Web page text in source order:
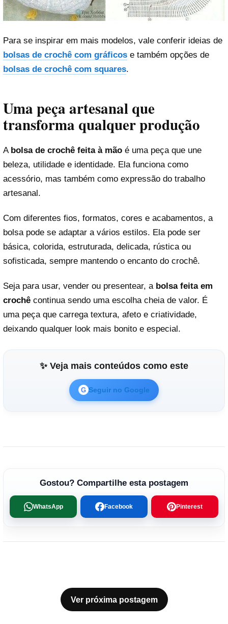
Para se inspirar em mais modelos, vale conferir ideias de
bolsas de crochê com gráficos e também opções de
bolsas de crochê com squares.
Uma peça artesanal que
transforma qualquer produção
A bolsa de crochê feita à mão é uma peça que une
beleza, utilidade e identidade. Ela funciona como
acessório, mas também como expressão do trabalho
artesanal.
Com diferentes fios, formatos, cores e acabamentos, a
bolsa pode se adaptar a vários estilos. Ela pode ser
básica, colorida, estruturada, delicada, rústica ou
sofisticada, sempre mantendo o encanto do crochê.
Seja para usar, vender ou presentear, a bolsa feita em
crochê continua sendo uma escolha cheia de valor. É
uma peça que carrega textura, afeto e criatividade,
deixando qualquer look mais bonito e especial.
✨ Veja mais conteúdos como este
G Seguir no Google
Gostou? Compartilhe esta postagem
WhatsApp Facebook Pinterest
Ver próxima postagem